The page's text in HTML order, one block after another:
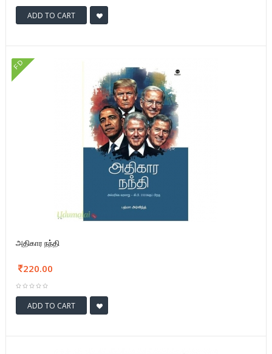
ADD TO CART
FD
அதிகார நந்தி
220.00
ADD TO CART